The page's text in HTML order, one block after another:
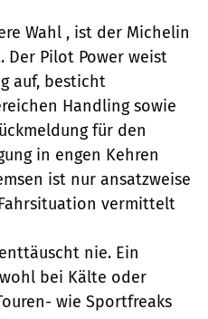
Wahl , ist der Michelin
Pilot Power weist
auf, besticht
Handling sowie
für den
in engen Kehren
ist nur ansatzweise
vermittelt
nie. Ein
bei Kälte oder
wie Sportfreaks